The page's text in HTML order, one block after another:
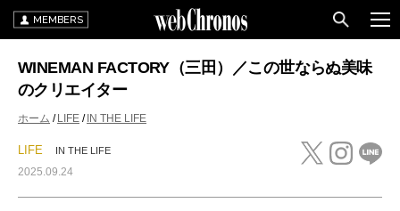
MEMBERS
WINEMAN FACTORY（三田）／この世ならぬ美味
のクリエイター
ホーム LIFE IN THE LIFE
LIFE IN THE LIFE
2025.09.24